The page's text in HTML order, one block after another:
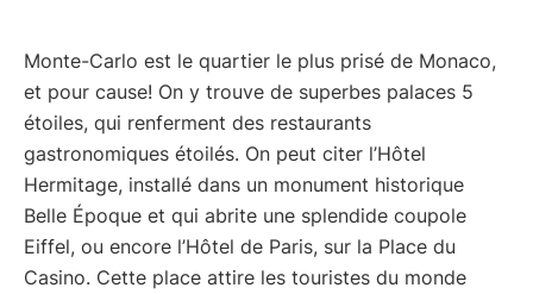
Monte-Carlo est le quartier le plus prisé de Monaco,
et pour cause! On y trouve de superbes palaces 5
étoiles, qui renferment des restaurants
gastronomiques étoilés. On peut citer l’Hôtel
Hermitage, installé dans un monument historique
Belle Époque et qui abrite une splendide coupole
Eiffel, ou encore l’Hôtel de Paris, sur la Place du
Casino. Cette place attire les touristes du monde